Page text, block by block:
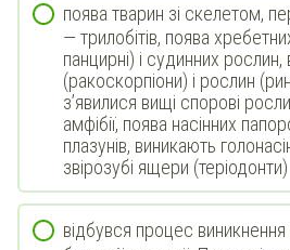
поява тварин зі скелетом,
— трилобітів, поява
панцирні) і судинних
(ракоскорпіони) і рослин
з’явилися вищі спорові
амфібії, поява насінних
плазунів, виникають
звірозубі ящери (теріодонти)
відбувся процес виникнення